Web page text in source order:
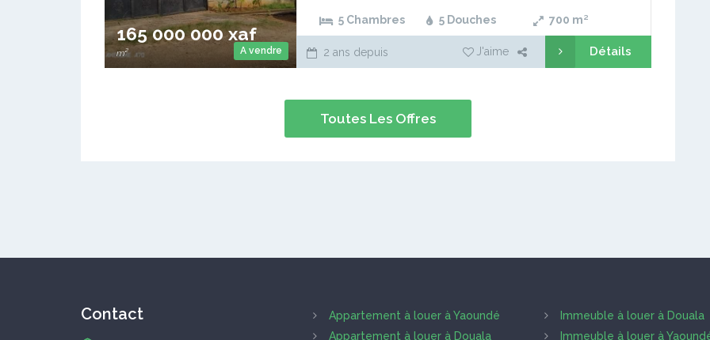
A vendre
165 000 000 xaf
m²
5 Chambres
5 Douches 700 m²
2 ans depuis J'aime Détails
Toutes Les Offres
Contact
Appartement à louer à Yaoundé
Appartement à louer à Douala
Immeuble à louer à Douala
Immeuble à louer à